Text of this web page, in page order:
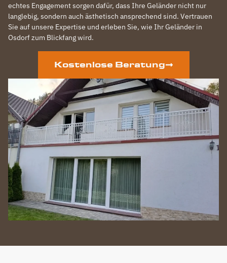
echtes Engagement sorgen dafür, dass Ihre Geländer nicht nur
langlebig, sondern auch ästhetisch ansprechend sind. Vertrauen
Sie auf unsere Expertise und erleben Sie, wie Ihr Geländer in
Osdorf zum Blickfang wird.
Kostenlose Beratung